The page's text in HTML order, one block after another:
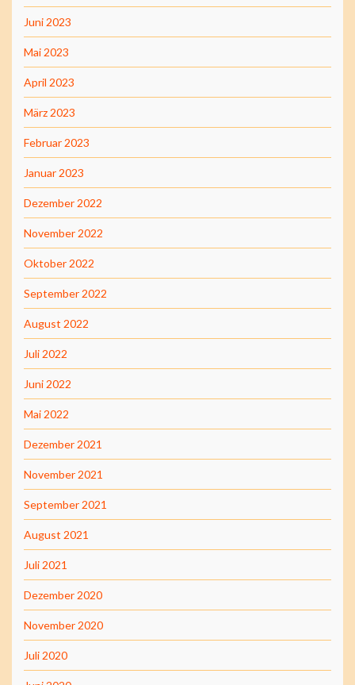
Juni 2023
Mai 2023
April 2023
März 2023
Februar 2023
Januar 2023
Dezember 2022
November 2022
Oktober 2022
September 2022
August 2022
Juli 2022
Juni 2022
Mai 2022
Dezember 2021
November 2021
September 2021
August 2021
Juli 2021
Dezember 2020
November 2020
Juli 2020